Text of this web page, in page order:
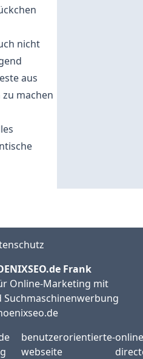
nicht
aus
machen
Frank
Online-Marketing mit
Suchmaschinenwerbung
benutzerorientierte-
webseite